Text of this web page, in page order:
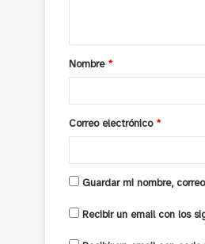
a
r
*
Nombre *
Correo electrónico *
Guardar mi nombre,
Recibir un email con los